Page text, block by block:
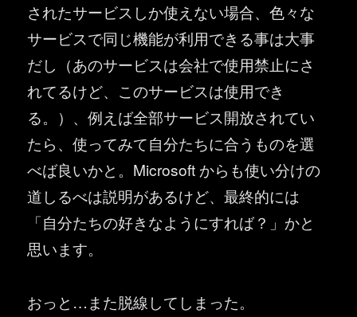
されたサービスしか使えない場合、色々な
サービスで同じ機能が利用できる事は大事
だし（あのサービスは会社で使用禁止にさ
れてるけど、このサービスは使用でき
る。）、例えば全部サービス開放されてい
たら、使ってみて自分たちに合うものを選
べば良いかと。Microsoft からも使い分けの
道しるべは説明があるけど、最終的には
「自分たちの好きなようにすれば？」かと
思います。
おっと…また脱線してしまった。